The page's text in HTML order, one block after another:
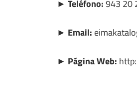
► Teléfono:943 20
► Email:
► Página Web: